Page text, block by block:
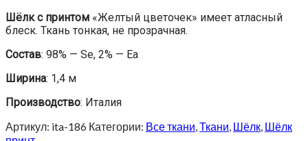
Шёлк с принтом «Желтый цветочек» имеет атласный
блеск. Ткань тонкая, не прозрачная.
Состав: 98% — Se, 2% — Ea
Ширина: 1,4 м
Производство: Италия
Артикул: ita-186 Категории: Все ткани,Ткани, Шёлк, Шёлк